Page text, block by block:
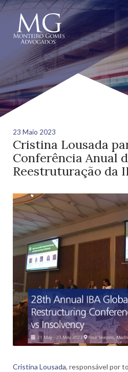
23 Maio 2023
Cristina Lousada
Conferência Anual
Reestruturação da
Cristina Lousada, responsável por